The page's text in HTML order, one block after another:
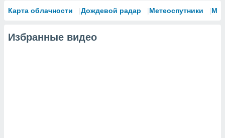
Карта облачности Дождевой радар Метеоспутники
Избранные видео